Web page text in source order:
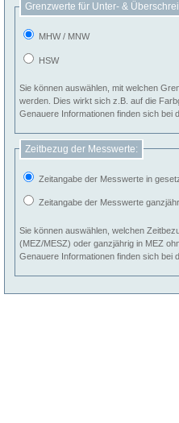
Grenzwerte für Unter- &
MHW / MNW
HSW
Sie können auswählen, mit welchen
werden. Dies wirkt sich z.B. auf die
Genauere Informationen finden sich bei
Zeitbezug der Messwerte:
Zeitangabe der Messwerte in
Zeitangabe der Messwerte
Sie können auswählen, welchen
(MEZ/MESZ) oder ganzjährig in MEZ
Genauere Informationen finden sich bei